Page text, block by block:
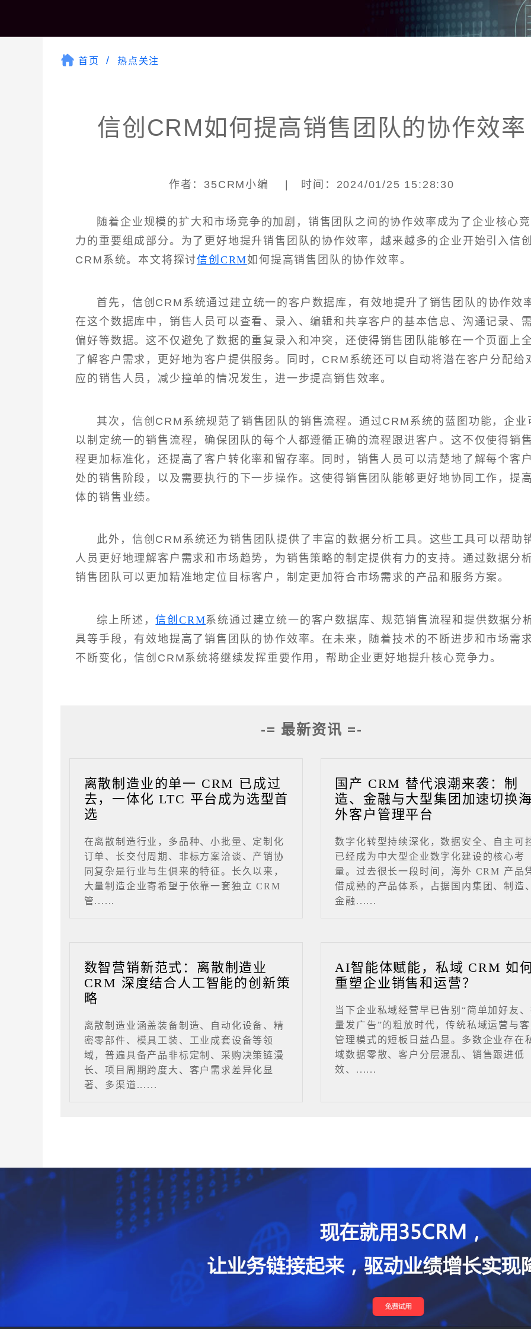
首页 热点关注
信创CRM如何提高销售团队的协作效率
作者：35CRM小编 | 时间：2024/01/25 15:28:30
随着企业规模的扩大和市场竞争的加剧，销售团队之间的协作效率成为了企业核心
力的重要组成部分。为了更好地提升销售团队的协作效率，越来越多的企业开始引入信创
CRM系统。本文将探讨信创CRM如何提高销售团队的协作效率。
首先，信创CRM系统通过建立统一的客户数据库，有效地提升了销售团队的协作效
在这个数据库中，销售人员可以查看、录入、编辑和共享客户的基本信息、沟通记录、
偏好等数据。这不仅避免了数据的重复录入和冲突，还使得销售团队能够在一个页面上
了解客户需求，更好地为客户提供服务。同时，CRM系统还可以自动将潜在客户分配给
应的销售人员，减少撞单的情况发生，进一步提高销售效率。
其次，信创CRM系统规范了销售团队的销售流程。通过CRM系统的蓝图功能，企业
以制定统一的销售流程，确保团队的每个人都遵循正确的流程跟进客户。这不仅使得销
程更加标准化，还提高了客户转化率和留存率。同时，销售人员可以清楚地了解每个客
处的销售阶段，以及需要执行的下一步操作。这使得销售团队能够更好地协同工作，提
体的销售业绩。
此外，信创CRM系统还为销售团队提供了丰富的数据分析工具。这些工具可以帮助
人员更好地理解客户需求和市场趋势，为销售策略的制定提供有力的支持。通过数据分析
销售团队可以更加精准地定位目标客户，制定更加符合市场需求的产品和服务方案。
综上所述，信创CRM系统通过建立统一的客户数据库、规范销售流程和提供数据分
具等手段，有效地提高了销售团队的协作效率。在未来，随着技术的不断进步和市场需
不断变化，信创CRM系统将继续发挥重要作用，帮助企业更好地提升核心竞争力。
-= 最新资讯 =-
离散制造业的单一 CRM 已成过
去，一体化 LTC 平台成为选型首
选
在离散制造行业，多品种、小批量、定制化
订单、长交付周期、非标方案洽谈、产销协
同复杂是行业与生俱来的特征。长久以来，
大量制造企业寄希望于依靠一套独立 CRM
管......
国产 CRM 替代浪潮来袭：制
造、金融与大型集团加速切换海
外客户管理平台
数字化转型持续深化，数据安全、自主可
已经成为中大型企业数字化建设的核心考
量。过去很长一段时间，海外 CRM 产品
借成熟的产品体系，占据国内集团、制造、
金融......
数智营销新范式：离散制造业
CRM 深度结合人工智能的创新策
略
离散制造业涵盖装备制造、自动化设备、精
密零部件、模具工装、工业成套设备等领
域，普遍具备产品非标定制、采购决策链漫
长、项目周期跨度大、客户需求差异化显
著、多渠道......
AI智能体赋能，私域 CRM 如
重塑企业销售和运营？
当下企业私域经营早已告别“简单加好友
量发广告”的粗放时代，传统私域运营与客
管理模式的短板日益凸显。多数企业存在
域数据零散、客户分层混乱、销售跟进低
效、......